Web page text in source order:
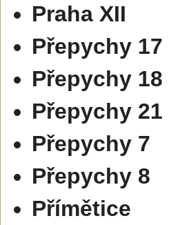
Praha XII
Přepychy 17
Přepychy 18
Přepychy 21
Přepychy 7
Přepychy 8
Přímětice